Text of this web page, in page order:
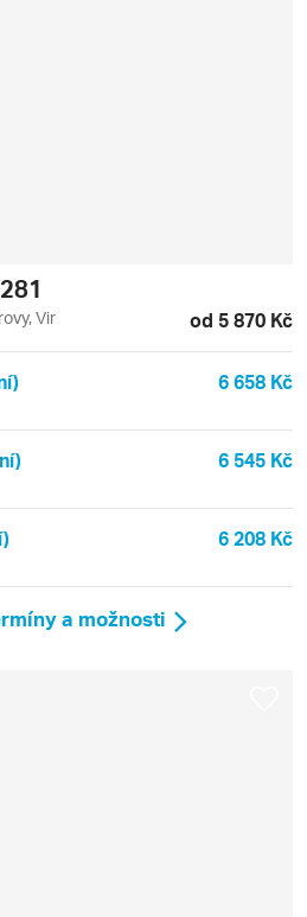
Vir od 5 870 Kč
6 658 Kč
6 545 Kč
6 208 Kč
a možnosti